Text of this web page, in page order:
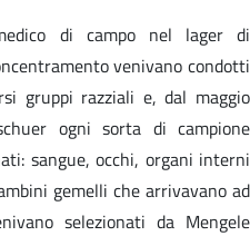
di campo nel lager di
venivano condotti
gruppi razziali e, dal maggio
ogni sorta di campione
sangue, occhi, organi interni
gemelli che arrivavano ad
selezionati da Mengele